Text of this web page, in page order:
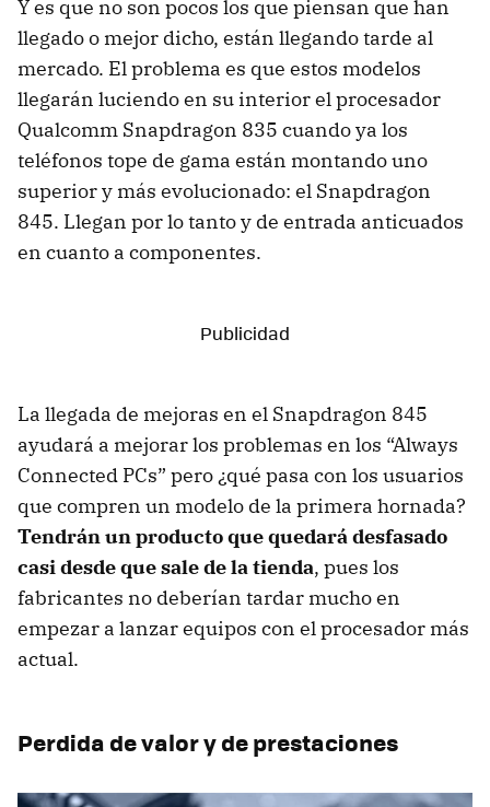
Y es que no son pocos los que piensan que han
llegado o mejor dicho, están llegando tarde al
mercado. El problema es que estos modelos
llegarán luciendo en su interior el procesador
Qualcomm Snapdragon 835 cuando ya los
teléfonos tope de gama están montando uno
superior y más evolucionado: el Snapdragon
845. Llegan por lo tanto y de entrada anticuados
en cuanto a componentes.
La llegada de mejoras en el Snapdragon 845
ayudará a mejorar los problemas en los “Always
Connected PCs” pero ¿qué pasa con los usuarios
que compren un modelo de la primera hornada?
Tendrán un producto que quedará desfasado
casi desde que sale de la tienda, pues los
fabricantes no deberían tardar mucho en
empezar a lanzar equipos con el procesador más
actual.
Perdida de valor y de prestaciones